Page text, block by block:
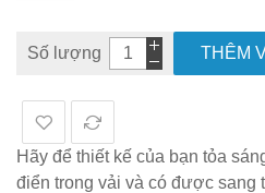
Số lượng THÊM
Hãy để thiết kế của bạn tỏa
điển trong vải và có được sang